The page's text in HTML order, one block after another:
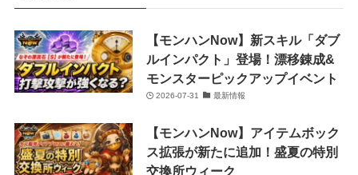
【モンハンNow】新スキル「ダブ
ルインパクト」登場！漂移錬成&
モンスターピックアップイベント
2026-07-31 最新情報
【モンハンNow】アイテムボック
ス拡張が新たに追加！盛夏の特別
交換所ウィーク